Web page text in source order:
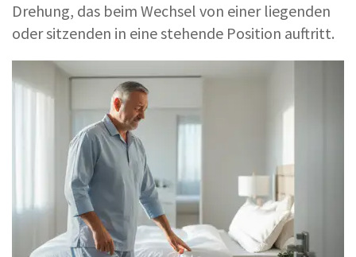
Drehung, das beim Wechsel von einer liegenden
oder sitzenden in eine stehende Position auftritt.